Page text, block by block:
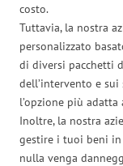
costo.
Tuttavia, la nostra
personalizzato
di diversi pacchetti
dell’intervento e
l’opzione più adatta
Inoltre, la nostra
gestire i tuoi beni in
nulla venga